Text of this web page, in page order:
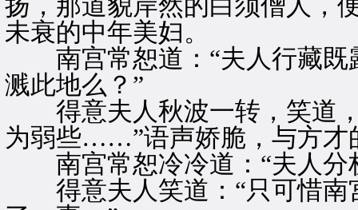
扬，那道貌岸然的白须僧人，
未衰的中年美妇。
南宫常恕道：“夫人行藏既
溅此地么？”
得意夫人秋波一转，笑道，
为弱些……”语声娇脆，与方才
南宫常恕冷冷道：“夫人分
得意夫人笑道：“只可惜南